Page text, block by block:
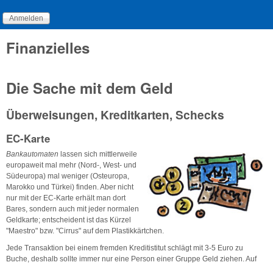
Finanzielles
Die Sache mit dem Geld
Überweisungen, Kreditkarten, Schecks
EC-Karte
Bankautomaten lassen sich mittlerweile
europaweit mal mehr (Nord-, West- und
Südeuropa) mal weniger (Osteuropa,
Marokko und Türkei) finden. Aber nicht
nur mit der EC-Karte erhält man dort
Bares, sondern auch mit jeder normalen
Geldkarte; entscheident ist das Kürzel
"Maestro" bzw. "Cirrus" auf dem Plastikkärtchen.
Jede Transaktion bei einem fremden Kreditistitut schlägt mit 3-5 Euro zu
Buche, deshalb sollte immer nur eine Person einer Gruppe Geld ziehen. Auf